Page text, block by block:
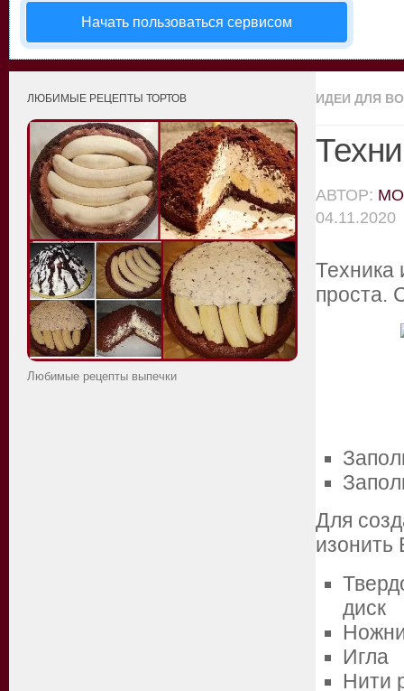
Начать пользоваться сервисом
ИДЕИ ДЛЯ
АВТОР:
04.11.2020
Техника
проста.
Для
изонить
диск
Игла
Нити
ЛЮБИМЫЕ РЕЦЕПТЫ ТОРТОВ
Любимые рецепты выпечки